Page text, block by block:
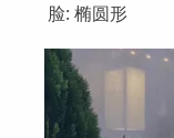
脸: 椭圆形